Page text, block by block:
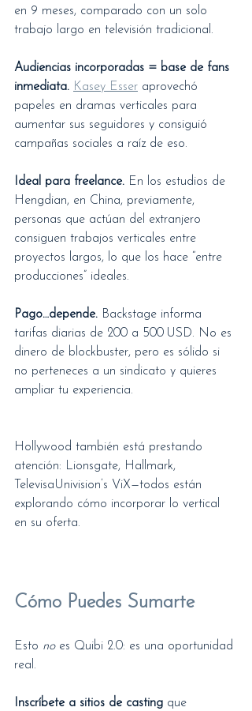
en 9 meses, comparado con un solo
trabajo largo en televisión tradicional.
Audiencias incorporadas = base de fans
inmediata. Kasey Esser aprovechó
papeles en dramas verticales para
aumentar sus seguidores y consiguió
campañas sociales a raíz de eso.
Ideal para freelance. En los estudios de
Hengdian, en China, previamente,
personas que actúan del extranjero
consiguen trabajos verticales entre
proyectos largos, lo que los hace “entre
producciones” ideales.
Pago…depende. Backstage informa
tarifas diarias de 200 a 500 USD. No es
dinero de blockbuster, pero es sólido si
no perteneces a un sindicato y quieres
ampliar tu experiencia.
Hollywood también está prestando
atención: Lionsgate, Hallmark,
TelevisaUnivision’s ViX—todos están
explorando cómo incorporar lo vertical
en su oferta.
Cómo Puedes Sumarte
Esto no es Quibi 2.0: es una oportunidad
real.
Inscríbete a sitios de casting que